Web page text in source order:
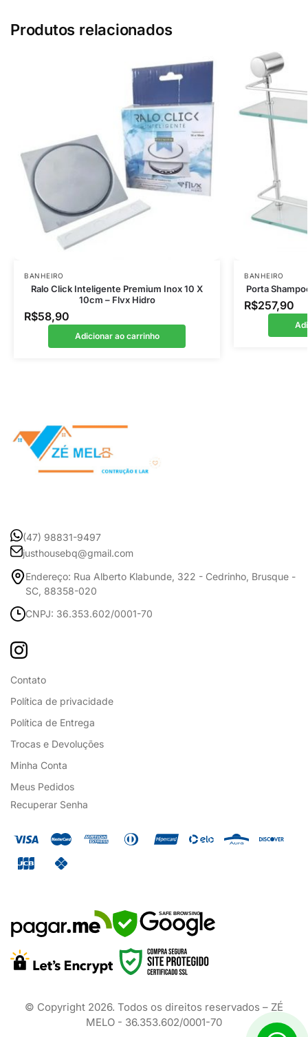
Produtos relacionados
BANHEIRO
Ralo Click Inteligente Premium Inox 10 X
10cm – Flvx Hidro
R$58,90
Adicionar ao carrinho
BANHEIRO
Porta
R$257,90
(47) 98831-9497
justhousebq@gmail.com
Endereço: Rua Alberto Klabunde, 322 - Cedrinho, Brusque -
SC, 88358-020
CNPJ: 36.353.602/0001-70
Contato
Política de privacidade
Política de Entrega
Trocas e Devoluções
Minha Conta
Meus Pedidos
Recuperar Senha
SAFE BROWSING
© Copyright 2026. Todos os direitos reservados – ZÉ
MELO - 36.353.602/0001-70